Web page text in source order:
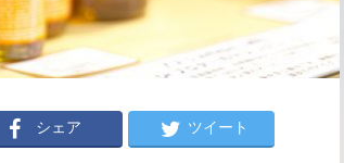
シェア ツイート